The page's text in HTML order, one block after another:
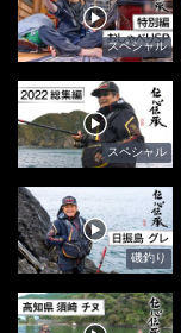
スペシャル
スペシャル
磯釣り